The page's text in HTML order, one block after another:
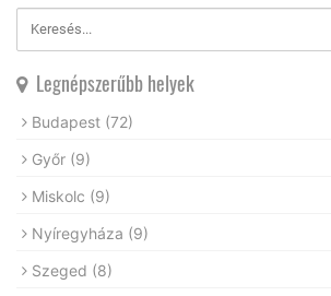
Legnépszerűbb helyek
Budapest (72)
Győr (9)
Miskolc (9)
Nyíregyháza (9)
Szeged (8)